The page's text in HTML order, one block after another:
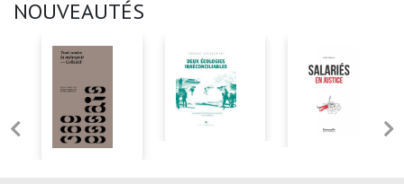
NOUVEAUTÉS